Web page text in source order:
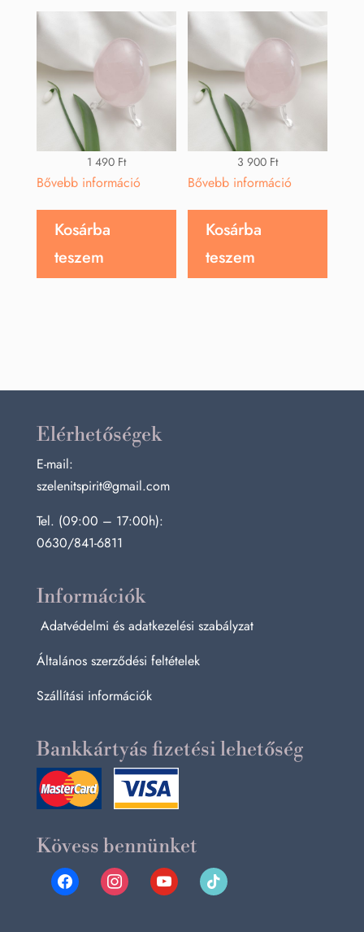
1 490 Ft
Bővebb információ
Kosárba
teszem
3 900 Ft
Bővebb információ
Kosárba
teszem
Elérhetőségek
E-mail:
szelenitspirit@gmail.com
Tel. (09:00 – 17:00h):
0630/841-6811
Információk
Adatvédelmi és adatkezelési szabályzat
Általános szerződési feltételek
Szállítási információk
Bankkártyás fizetési lehetőség
Kövess bennünket
facebookinstagramyoutube tiktok